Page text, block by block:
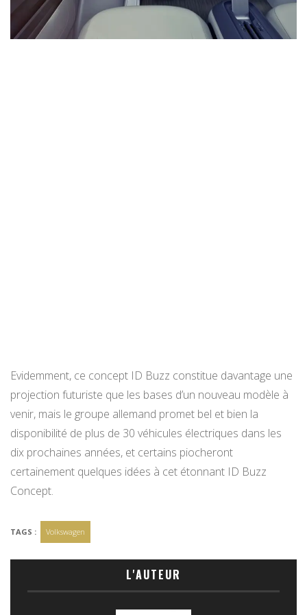
Evidemment, ce concept ID Buzz constitue davantage une
projection futuriste que les bases d’un nouveau modèle à
venir, mais le groupe allemand promet bel et bien la
disponibilité de plus de 30 véhicules électriques dans les
dix prochaines années, et certains piocheront
certainement quelques idées à cet étonnant ID Buzz
Concept.
TAGS : Volkswagen
L'AUTEUR